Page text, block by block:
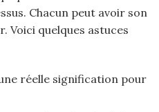
Chacun peut avoir son
Voici quelques astuces
réelle signification pour